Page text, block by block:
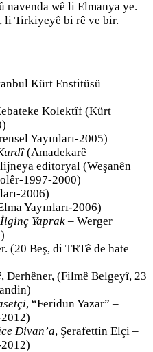
navenda wê li Elmanya ye.
li Tirkiyeyê bi rê ve bir.
Kürt Enstitüsü
Kolektîf (Kürt
Yayınları-2005)
(Amadekarê
editoryal (Weşanên
1997-2000)
2006)
Yayınları-2006)
Yaprak – Werger
(20 Beş, di TRTê de hate
, Derhêner, (Filmê Belgeyî, 23
, “Feridun Yazar” –
Divan’a, Şerafettin Elçi –